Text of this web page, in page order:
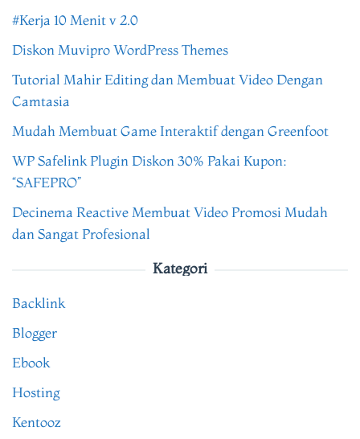
#Kerja 10 Menit v 2.0
Diskon Muvipro WordPress Themes
Tutorial Mahir Editing dan Membuat Video Dengan
Camtasia
Mudah Membuat Game Interaktif dengan Greenfoot
WP Safelink Plugin Diskon 30% Pakai Kupon:
“SAFEPRO”
Decinema Reactive Membuat Video Promosi Mudah
dan Sangat Profesional
Kategori
Backlink
Blogger
Ebook
Hosting
Kentooz